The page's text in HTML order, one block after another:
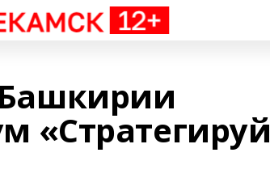
«Стратегируй